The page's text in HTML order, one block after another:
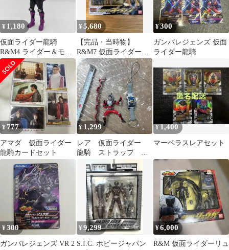
¥ 1,180
仮面ライダー龍騎
R&M4 ライダー＆モン
スターシリーズ 仮面ラ
イダー王蛇のみ
¥5,680
【完品・当時物】
R&M7 仮面ライダーオ
ーディン 龍騎 フィギュ
ア
¥300
ガンバレジェンズ 仮面
ライダー龍騎
¥ 777
アマダ 仮面ライダー
龍騎カードセット
¥ 1,299
レア 仮面ライダー
龍騎 ストラップ チ
ャーム セット
¥1,400
マーベラスレアセット
¥300
ガンバレジェンズ VR 2
¥9,299
S.I.C. ホビージャパン
¥6,000
R&M 仮面ライダーリュ